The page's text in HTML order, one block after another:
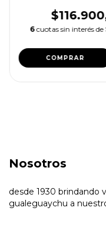
6 cuotas sin interés de
COMPRAR
Nosotros
desde 1930 brindando
gualeguaychu a